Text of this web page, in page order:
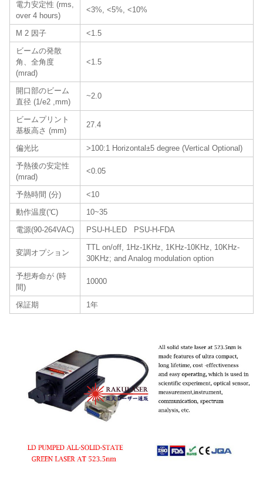
電力安定性 (rms,
over 4 hours)
<3%, <5%, <10%
M 2 因子
<1.5
ビームの発散
角、全角度
(mrad)
<1.5
開口部のビーム
直径 (1/e2 ,mm)
~2.0
ビームプリント
基板高さ (mm)
27.4
偏光比
>100:1 Horizontal±5 degree (Vertical Optional)
予熱後の安定性
(mrad)
<0.05
予熱時間 (分)
<10
動作温度(℃)
10~35
電源(90-264VAC)
PSU-H-LED PSU-H-FDA
変調オプション
TTL on/off, 1Hz-1KHz, 1KHz-10KHz, 10KHz-
30KHz; and Analog modulation option
予想寿命が (時
間)
10000
保証期 1年